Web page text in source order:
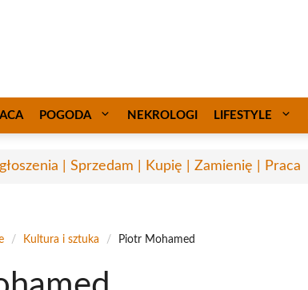
POGODA NEKROLOGI LIFESTYLE
| Sprzedam | Kupię | Zamienię | Praca
/ Kultura i sztuka / Piotr Mohamed